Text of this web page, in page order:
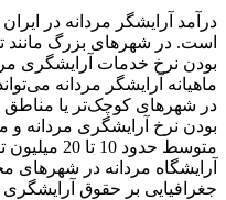
درآمد آرایشگر مردانه در
است. در شهرهای بزرگ مانند
بودن نرخ خدمات آرایشگری
در شهرهای کوچک‌تر یا مناطق
بودن نرخ آرایشگری مردانه و
متوسط حدود
آرایشگاه مردانه در شهرهای
جغرافیایی بر حقوق